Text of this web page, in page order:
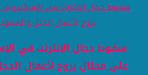
سقوط دجال الإنترنت في
على محتال يروج لأعمال